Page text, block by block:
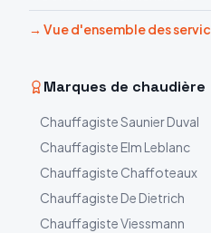
→ Vue d'ensemble des
Marques de chaudière
ChauffagisteSaunier Duval
Chauffagiste Elm Leblanc
Chauffagiste Chaffoteaux
Chauffagiste De Dietrich
ChauffagisteViessmann